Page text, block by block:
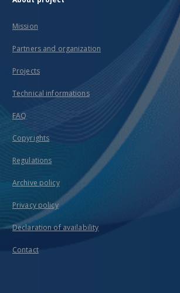
Mission
Partners and organization
Projects
Technical informations
FAQ
Copyrights
Regulations
Archive policy
Privacy policy
Declaration of availability
Contact